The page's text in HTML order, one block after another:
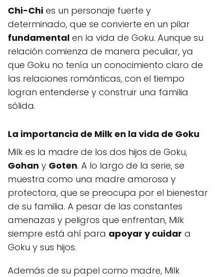
Chi-Chi es un personaje fuerte y
determinado, que se convierte en un pilar
fundamental en la vida de Goku. Aunque su
relación comienza de manera peculiar, ya
que Goku no tenía un conocimiento claro de
las relaciones románticas, con el tiempo
logran entenderse y construir una familia
sólida.
La importancia de Milk en la vida de Goku
Milk es la madre de los dos hijos de Goku,
Gohan y Goten. A lo largo de la serie, se
muestra como una madre amorosa y
protectora, que se preocupa por el bienestar
de su familia. A pesar de las constantes
amenazas y peligros que enfrentan, Milk
siempre está ahí para apoyar y cuidar a
Goku y sus hijos.
Además de su papel como madre, Milk